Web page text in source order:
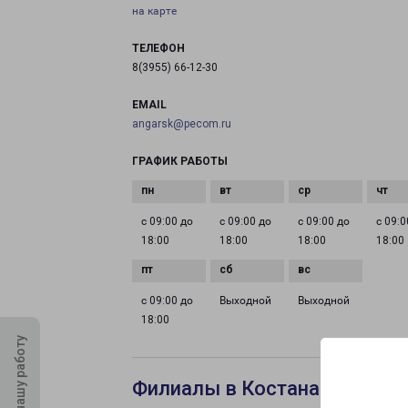
на карте
ТЕЛЕФОН
8(3955) 66-12-30
EMAIL
angarsk@pecom.ru
ГРАФИК РАБОТЫ
с 09:00 до
18:00
с 09:00 до
18:00
с 09:00 до
18:00
с
18:00
с 09:00 до
18:00
Выходной Выходной
Филиалы в Костанае